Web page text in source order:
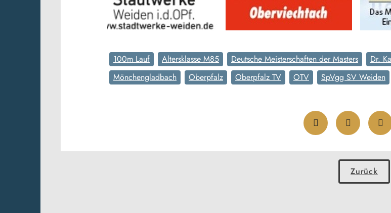
100m Lauf Altersklasse M85 Deutsche Meisterschaften der Masters Dr.
Mönchengladbach
Oberpfalz Oberpfalz TV OTV SpVgg SV Weiden
Zurück